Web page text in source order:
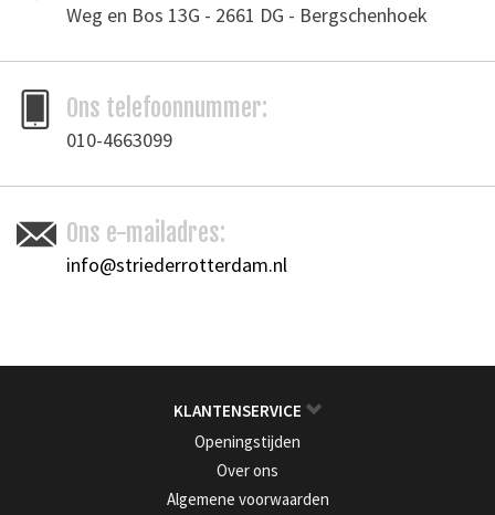
Weg en Bos 13G - 2661 DG - Bergschenhoek
Ons telefoonnummer:
010-4663099
Ons e-mailadres:
info@striederrotterdam.nl
KLANTENSERVICE
Openingstijden
Over ons
Algemene voorwaarden